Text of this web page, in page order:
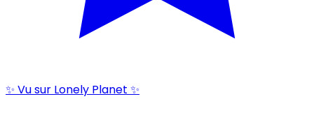
✨ Vu sur Lonely Planet ✨